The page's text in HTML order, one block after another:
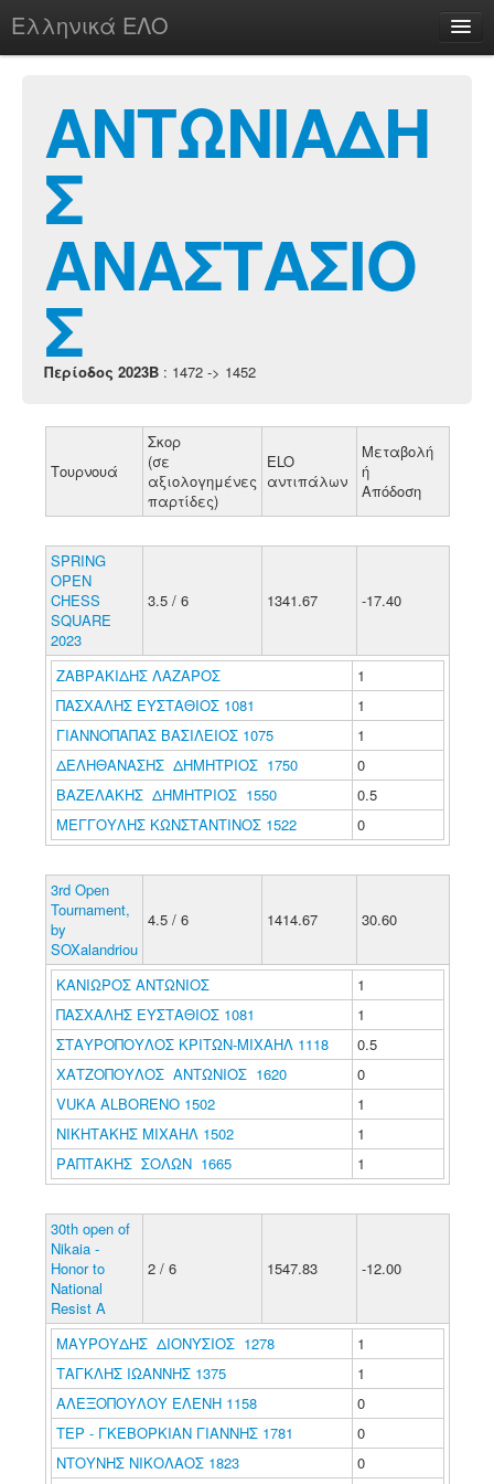
Ελληνικά ΕΛΟ
chesstu.be @ discord
Login
ΑΝΤΩΝΙΑΔΗ
Σ
ΑΝΑΣΤΑΣΙΟ
Σ
Περίοδος 2023B : 1472 -> 1452
Τουρνουά
Σκορ
(σε
αξιολογημένες
παρτίδες)
ELO
αντιπάλων
Μεταβολή
ή
Απόδοση
SPRING
OPEN
CHESS
SQUARE
2023
3.5 / 6 1341.67 -17.40
ΖΑΒΡΑΚΙΔΗΣ ΛΑΖΑΡΟΣ
1
ΠΑΣΧΑΛΗΣ ΕΥΣΤΑΘΙΟΣ 1081
1
ΓΙΑΝΝΟΠΑΠΑΣ ΒΑΣΙΛΕΙΟΣ 1075
1
ΔΕΛΗΘΑΝΑΣΗΣ ΔΗΜΗΤΡΙΟΣ 1750
0
ΒΑΖΕΛΑΚΗΣ ΔΗΜΗΤΡΙΟΣ 1550
0.5
ΜΕΓΓΟΥΛΗΣ ΚΩΝΣΤΑΝΤΙΝΟΣ 1522
0
3rd Open
Tournament,
by
SOXalandriou
4.5 / 6 1414.67 30.60
ΚΑΝΙΩΡΟΣ ΑΝΤΩΝΙΟΣ
1
ΠΑΣΧΑΛΗΣ ΕΥΣΤΑΘΙΟΣ 1081
1
ΣΤΑΥΡΟΠΟΥΛΟΣ ΚΡΙΤΩΝ-ΜΙΧΑΗΛ 1118
0.5
ΧΑΤΖΟΠΟΥΛΟΣ ΑΝΤΩΝΙΟΣ 1620
0
VUKA ALBORENO 1502
1
ΝΙΚΗΤΑΚΗΣ ΜΙΧΑΗΛ 1502
1
ΡΑΠΤΑΚΗΣ ΣΟΛΩΝ 1665
1
30th open of
Nikaia -
Honor to
National
Resist A
2 / 6 1547.83 -12.00
ΜΑΥΡΟΥΔΗΣ ΔΙΟΝΥΣΙΟΣ 1278
1
ΤΑΓΚΛΗΣ ΙΩΑΝΝΗΣ 1375
1
ΑΛΕΞΟΠΟΥΛΟΥ ΕΛΕΝΗ 1158
0
ΤΕΡ - ΓΚΕΒΟΡΚΙΑΝ ΓΙΑΝΝΗΣ 1781
0
ΝΤΟΥΝΗΣ ΝΙΚΟΛΑΟΣ 1823
0